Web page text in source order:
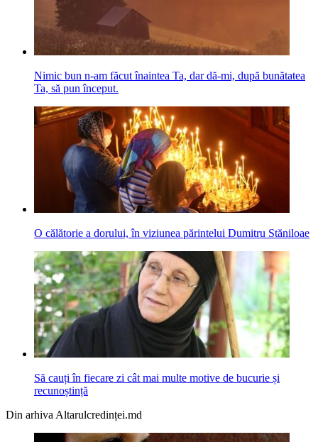
Nimic bun n-am făcut înaintea Ta, dar dă-mi, după bunătatea
Ta, să pun început.
O călătorie a dorului, în viziunea părintelui Dumitru Stăniloae
Să cauți în fiecare zi cât mai multe motive de bucurie și
recunoștință
Din arhiva Altarulcredinței.md